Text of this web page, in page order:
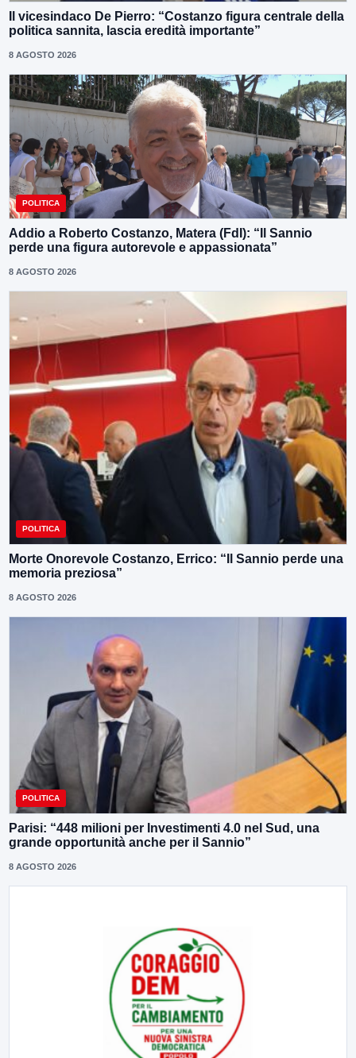
Il vicesindaco De Pierro: “Costanzo figura centrale della
politica sannita, lascia eredità importante”
8 AGOSTO 2026
POLITICA
Addio a Roberto Costanzo, Matera (FdI): “Il Sannio
perde una figura autorevole e appassionata”
8 AGOSTO 2026
POLITICA
Morte Onorevole Costanzo, Errico: “Il Sannio perde una
memoria preziosa”
8 AGOSTO 2026
POLITICA
Parisi: “448 milioni per Investimenti 4.0 nel Sud, una
grande opportunità anche per il Sannio”
8 AGOSTO 2026